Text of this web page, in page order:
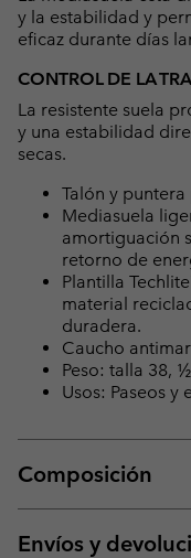
y la estabilidad y
eficaz durante días
CONTROL DE LA
La resistente suela
y una estabilidad
secas.
Talón y
Mediasuela
amortiguación
retorno de
Plantilla
material
duradera.
Caucho
Peso: talla 38,
Usos: Paseos y
Composición
Envíos y